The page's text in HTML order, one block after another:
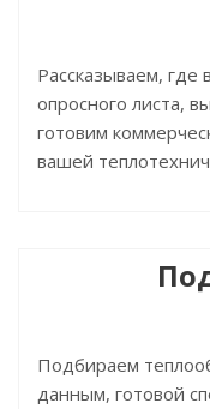
Рассказываем, где
опросного листа,
готовим
вашей
Подбираем
данным, готовой